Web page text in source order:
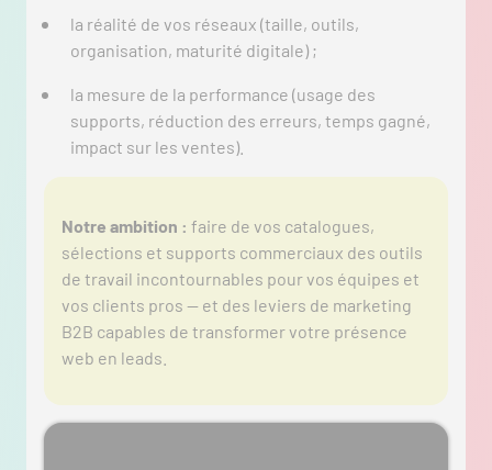
la réalité de vos réseaux (taille, outils,
organisation, maturité digitale) ;
la mesure de la performance (usage des
supports, réduction des erreurs, temps gagné,
impact sur les ventes).
Notre ambition : faire de vos catalogues,
sélections et supports commerciaux des outils
de travail incontournables pour vos équipes et
vos clients pros — et des leviers de marketing
B2B capables de transformer votre présence
web en leads.